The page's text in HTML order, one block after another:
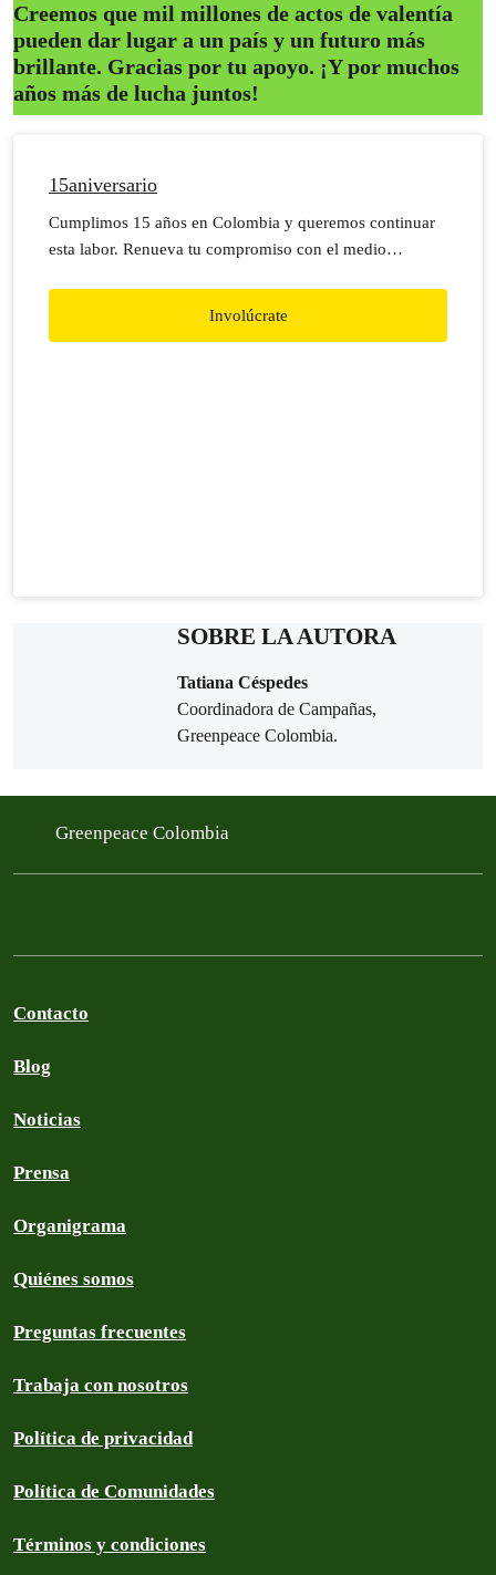
Creemos que mil millones de actos de valentía
pueden dar lugar a un país y un futuro más
brillante. Gracias por tu apoyo. ¡Y por muchos
años más de lucha juntos!
15aniversario
Cumplimos 15 años en Colombia y queremos continuar
esta labor. Renueva tu compromiso con el medio
Involúcrate
SOBRE LA AUTORA
Tatiana Céspedes
Coordinadora de Campañas,
Greenpeace Colombia.
Greenpeace Colombia
Contacto
Blog
Noticias
Prensa
Organigrama
Quiénes somos
Preguntas frecuentes
Trabaja con nosotros
Política de privacidad
Política de Comunidades
Términos y condiciones